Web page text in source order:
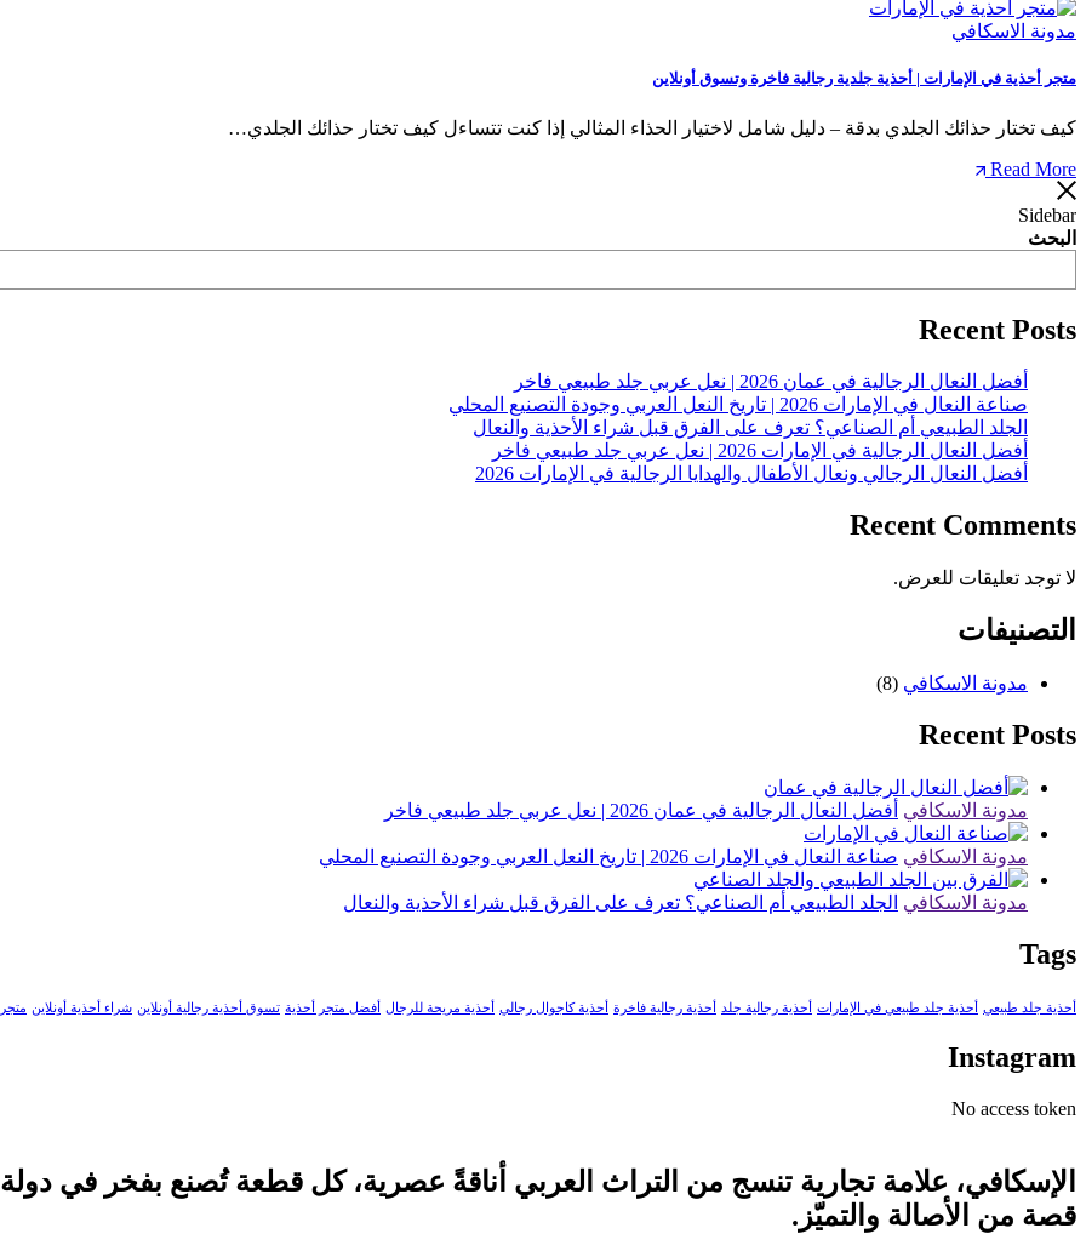
مدونة الاسكافي
متجر أحذية في الإمارات | أحذية جلدية رجالية فاخرة وتسوق أونلاين
كيف تختار حذائك الجلدي بدقة – دليل شامل لاختيار الحذاء المثالي إذا كنت تتساءل كيف تختار حذائك الجلدي…
Read More
Sidebar
البحث
Recent Posts
أفضل النعال الرجالية في عمان 2026 | نعل عربي جلد طبيعي فاخر
صناعة النعال في الإمارات 2026 | تاريخ النعل العربي وجودة التصنيع المحلي
الجلد الطبيعي أم الصناعي؟ تعرف على الفرق قبل شراء الأحذية والنعال
أفضل النعال الرجالية في الإمارات 2026 | نعل عربي جلد طبيعي فاخر
أفضل النعال الرجالي ونعال الأطفال والهدايا الرجالية في الإمارات 2026
Recent Comments
لا توجد تعليقات للعرض.
التصنيفات
مدونة الاسكافي (8)
Recent Posts
مدونة الاسكافي أفضل النعال الرجالية في عمان 2026 | نعل عربي جلد طبيعي فاخر
مدونة الاسكافي صناعة النعال في الإمارات 2026 | تاريخ النعل العربي وجودة التصنيع المحلي
مدونة الاسكافي الجلد الطبيعي أم الصناعي؟ تعرف على الفرق قبل شراء الأحذية والنعال
Tags
أحذية جلد طبيعي أحذية جلد طبيعي في الإمارات أحذية رجالية جلد أحذية رجالية فاخرة أحذية كاجوال رجالي أحذية مريحة للرجال أفضل متجر أحذية تسوق أحذية رجالية أونلاين شراء أحذية أونلاين
Instagram
No access token
الإسكافي، علامة تجارية تنسج من التراث العربي أناقةً عصرية، كل قطعة تُصنع بفخر في
قصة من الأصالة والتميّز.